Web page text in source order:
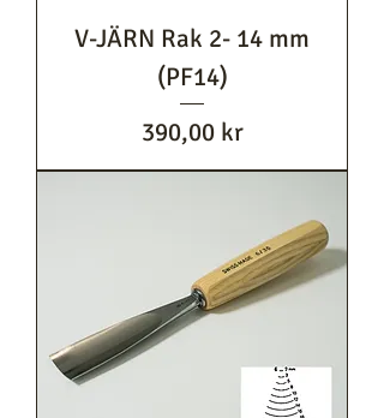
V-JÄRN Rak 2- 14 mm
(PF14)
Pris
390,00 kr